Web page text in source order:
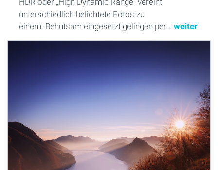
unterschiedlich belichtete Fotos zu
einem. Behutsam eingesetzt gelingen per... weiter